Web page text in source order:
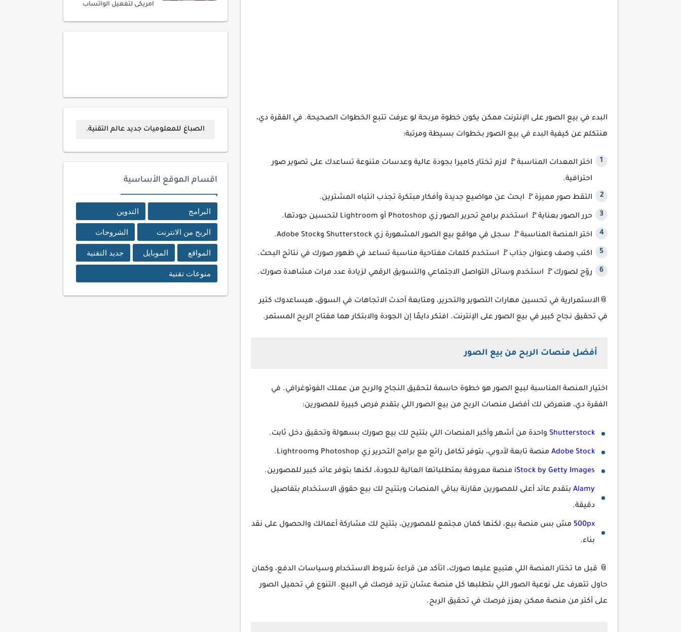
البدء في بيع الصور على الإنترنت ممكن يكون خطوة مربحة لو عرفت تتبع الخطوات الصحيحة. في الفقرة دي،
هنتكلم عن كيفية البدء في بيع الصور بخطوات بسيطة ومرتبة:
اختر المعدات المناسبة🚩 لازم تختار كاميرا بجودة عالية وعدسات متنوعة تساعدك على تصوير صور
احترافية.
التقط صور مميزة🚩 ابحث عن مواضيع جديدة وأفكار مبتكرة تجذب انتباه المشترين.
حرر الصور بعناية🚩 استخدم برامج تحرير الصور زي Photoshop أو Lightroom لتحسين جودتها.
اختر المنصة المناسبة🚩 سجل في مواقع بيع الصور المشهورة زي Shutterstock وAdobe Stock.
اكتب وصف وعنوان جذاب🚩 استخدم كلمات مفتاحية مناسبة تساعد في ظهور صورك في نتائج البحث.
روّج لصورك🚩 استخدم وسائل التواصل الاجتماعي والتسويق الرقمي لزيادة عدد مرات مشاهدة صورك.
📎الاستمرارية في تحسين مهارات التصوير والتحرير، ومتابعة أحدث الاتجاهات في السوق، هيساعدوك كتير
في تحقيق نجاح كبير في بيع الصور على الإنترنت. افتكر دايمًا إن الجودة والابتكار هما مفتاح الربح المستمر.
أفضل منصات الربح من بيع الصور
اختيار المنصة المناسبة لبيع الصور هو خطوة حاسمة لتحقيق النجاح والربح من عملك الفوتوغرافي. في
الفقرة دي، هنعرض لك أفضل منصات الربح من بيع الصور اللي بتقدم فرص كبيرة للمصورين:
Shutterstock واحدة من أشهر وأكبر المنصات اللي بتتيح لك بيع صورك بسهولة وتحقيق دخل ثابت.
Adobe Stock منصة تابعة لأدوبي، بتوفر تكامل رائع مع برامج التحرير زي Photoshop وLightroom.
iStock by Getty Images منصة معروفة بمتطلباتها العالية للجودة، لكنها بتوفر عائد كبير للمصورين.
Alamy بتقدم عائد أعلى للمصورين مقارنة بباقي المنصات وبتتيح لك بيع حقوق الاستخدام بتفاصيل
دقيقة.
500px مش بس منصة بيع، لكنها كمان مجتمع للمصورين، بتتيح لك مشاركة أعمالك والحصول على نقد
بناء.
📎 قبل ما تختار المنصة اللي هتبيع عليها صورك، اتأكد من قراءة شروط الاستخدام وسياسات الدفع، وكمان
حاول تتعرف على نوعية الصور اللي بتطلبها كل منصة عشان تزيد فرصك في البيع. التنوع في تحميل الصور
على أكتر من منصة ممكن يعزز فرصك في تحقيق الربح.
امريكى لتفعيل الواتساب
الصباغ للمعلوميات جديد عالم التقنية.
اقسام الموقع الأساسية
البرامج التدوين
الربح من الانترنت الشروحات
المواقع الموبايل جديد التقنية
منوعات تقنية